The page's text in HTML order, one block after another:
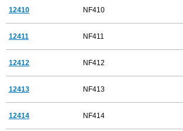
12410 NF410
12411 NF411
12412 NF412
12413 NF413
12414 NF414